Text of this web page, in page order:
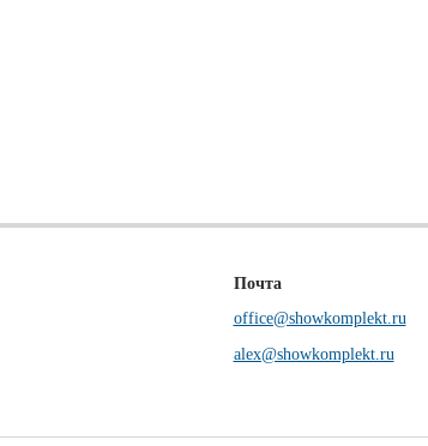
Почта
office@showkomplekt.ru
alex@showkomplekt.ru